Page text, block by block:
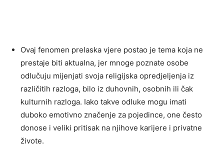
Ovaj fenomen prelaska vjere postao je tema koja ne
prestaje biti aktualna, jer mnoge poznate osobe
odlučuju mijenjati svoja religijska opredjeljenja iz
različitih razloga, bilo iz duhovnih, osobnih ili čak
kulturnih razloga. Iako takve odluke mogu imati
duboko emotivno značenje za pojedince, one često
donose i veliki pritisak na njihove karijere i privatne
živote.